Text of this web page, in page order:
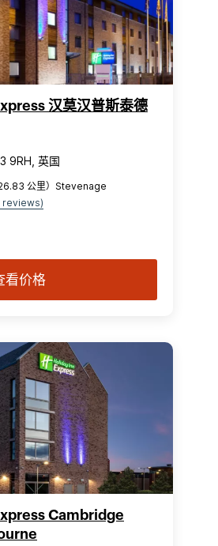
汉莫汉普斯泰德
9RH, 英国
公里）Stevenage
reviews)
看价格
Cambridge